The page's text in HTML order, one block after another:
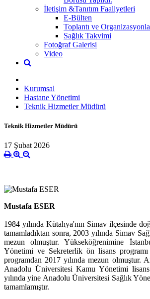
İletişim &Tanıtım Faaliyetleri
E-Bülten
Toplantı ve
Sağlık Takvimi
Fotoğraf Galerisi
Video
Kurumsal
Hastane Yönetimi
Teknik Hizmetler Müdürü
Teknik Hizmetler Müdürü
17 Şubat 2026
Mustafa ESER
1984 yılında Kütahya'nın Simav ilçesinde
tamamladıktan sonra, 2003 yılında Simav
mezun olmuştur. Yükseköğrenimine
Yönetimi ve Sekreterlik ön lisans
programdan 2017 yılında mezun olmuştur.
Anadolu Üniversitesi Kamu Yönetimi
yılında yine Anadolu Üniversitesi Sağlık
tamamlamıştır.